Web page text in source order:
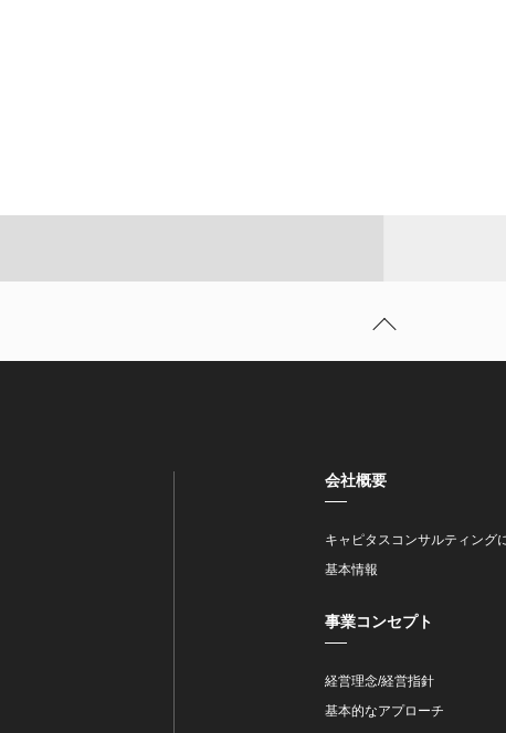
会社概要
キャピタスコンサルティング
基本情報
事業コンセプト
経営理念/経営指針
基本的なアプローチ